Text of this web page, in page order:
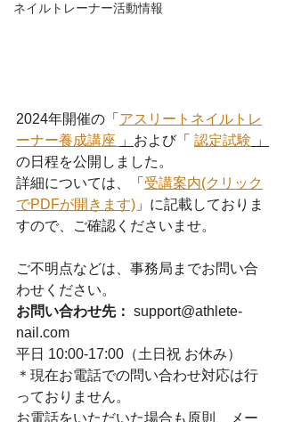
ネイルトレーナー活動情報
2024年開催の「 アスリートネイルトレ
ーナー養成講座 」 および「 認定試験 」
の日程を公開しました。
詳細については、「 受講案内(クリック
でPDFが開きます) 」に記載しておりま
すので、ご確認くださいませ。
ご不明点などは、事務局までお問い合
わせください。
お問い合わせ先： support@athlete-
nail.com
平日 10:00-17:00（土日祝 お休み）
＊現在お電話での問い合わせ対応は行
っておりません。
お電話をいただいた場合も原則、メー